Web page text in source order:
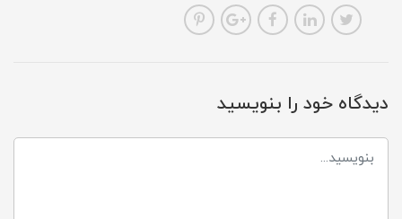
دیدگاه خود را بنویسید